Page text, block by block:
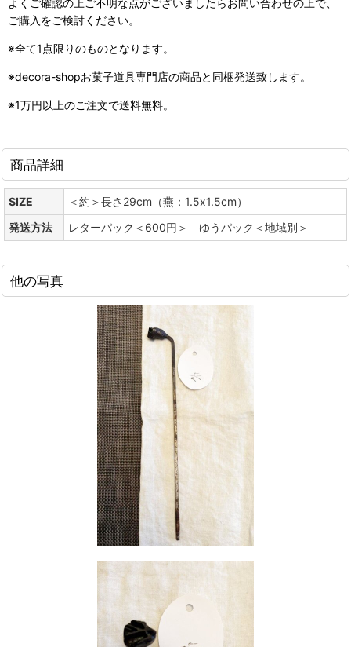
よくご確認の上ご不明な点がございましたらお問い合わせの上で、
ご購入をご検討ください。
※全て1点限りのものとなります。
※decora-shopお菓子道具専門店の商品と同梱発送致します。
※1万円以上のご注文で送料無料。
商品詳細
SIZE
＜約＞長さ29cm（燕：1.5x1.5cm）
発送方法
レターパック＜600円＞ ゆうパック＜地域別＞
他の写真